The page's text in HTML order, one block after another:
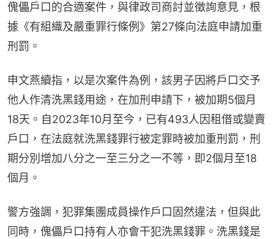
傀儡戶口的合適案件，與律政司商討並徵詢意見，根
據《有組織及嚴重罪行條例》第27條向法庭申請加重
刑罰。
申文燕續指，以是次案件為例，該男子因將戶口交予
他人作清洗黑錢用途，在加刑申請下，被加期5個月
18天。自2023年10月至今，已有493人因租借或變賣
戶口，在法庭就洗黑錢罪行被定罪時被加重刑罰，刑
期分別增加八分之一至三分之一不等，即2個月至18
個月。
警方強調，犯罪集團成員操作戶口固然違法，但與此
同時，傀儡戶口持有人亦會干犯洗黑錢罪。洗黑錢是